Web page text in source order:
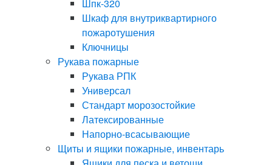
Шпк-320
Шкаф для внутриквартирного
пожаротушения
Ключницы
Рукава пожарные
Рукава РПК
Универсал
Стандарт морозостойкие
Латексированные
Напорно-всасывающие
Щиты и ящики пожарные, инвентарь